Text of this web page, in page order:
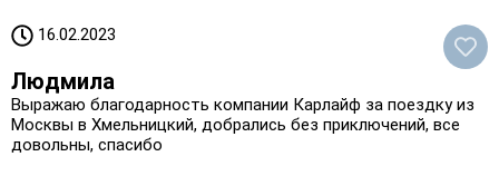
16.02.2023
Людмила
Выражаю благодарность компании Карлайф за поездку из
Москвы в Хмельницкий, добрались без приключений, все
довольны, спасибо